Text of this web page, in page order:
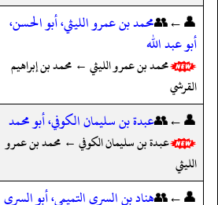
👤←👥محمد بن عمرو الليثي، أبو الحسن،
أبو عبد الله
محمد بن عمرو الليثي ← محمد بن إبراهيم
القرشي
👤←👥عبدة بن سليمان الكوفي، أبو محمد
عبدة بن سليمان الكوفي ← محمد بن عمرو
الليثي
👤←👥هناد بن السري التميمي، أبو السري